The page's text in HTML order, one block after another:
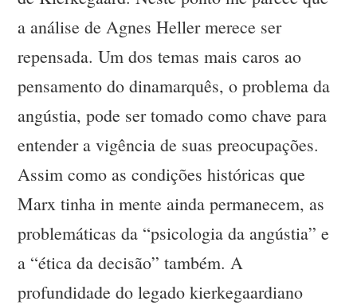
a análise de Agnes Heller merece ser
repensada. Um dos temas mais caros ao
pensamento do dinamarquês, o problema da
angústia, pode ser tomado como chave para
entender a vigência de suas preocupações.
Assim como as condições históricas que
Marx tinha in mente ainda permanecem, as
problemáticas da “psicologia da angústia” e
a “ética da decisão” também. A
profundidade do legado kierkegaardiano